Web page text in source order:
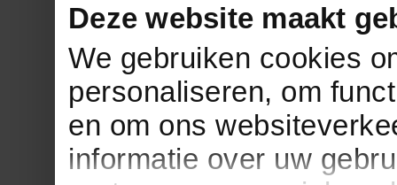
Deze website maakt
We gebruiken cookies
personaliseren, om
en om ons
informatie over uw